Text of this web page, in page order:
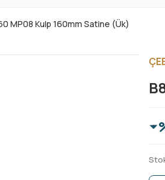
MP08 Kulp 160mm Satine (Ük)